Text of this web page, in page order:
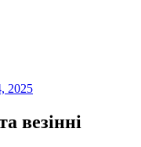
2025
везінні